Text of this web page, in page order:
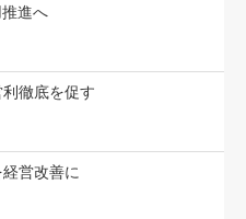
進へ
徹底を促す
営改善に